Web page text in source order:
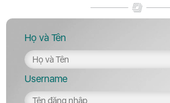
Họ và Tên
Username